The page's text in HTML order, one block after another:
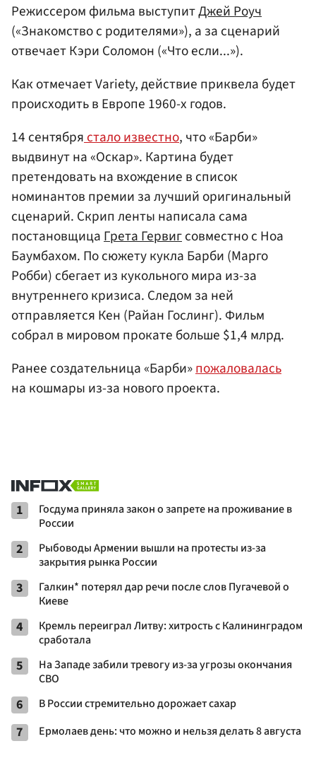
Режиссером фильма выступитДжей Роуч
(«Знакомство с родителями»), а за сценарий
отвечает Кэри Соломон («Что если...»).
Как отмечает Variety, действие приквела будет
происходить в Европе 1960-х годов.
14 сентябрястало известно, что «Барби»
выдвинут на «Оскар». Картина будет
претендовать на вхождение в список
номинантов премии за лучший оригинальный
сценарий. Скрип ленты написала сама
постановщицаГрета Гервигсовместно с Ноа
Баумбахом. По сюжету кукла Барби (Марго
Робби) сбегает из кукольного мира из-за
внутреннего кризиса. Следом за ней
отправляется Кен (Райан Гослинг). Фильм
собрал в мировом прокате больше $1,4 млрд.
Ранее создательница «Барби»пожаловалась
на кошмары из-за нового проекта.
1
Госдума приняла закон о запрете на проживание в
России
2
Рыбоводы Армении вышли на протесты из-за
закрытия рынка России
3
Галкин* потерял дар речи после слов Пугачевой о
Киеве
4
Кремль переиграл Литву: хитрость с Калининградом
сработала
5
На Западе забили тревогу из-за угрозы окончания
СВО
6 В России стремительно дорожает сахар
7 Ермолаев день: что можно и нельзя делать 8 августа